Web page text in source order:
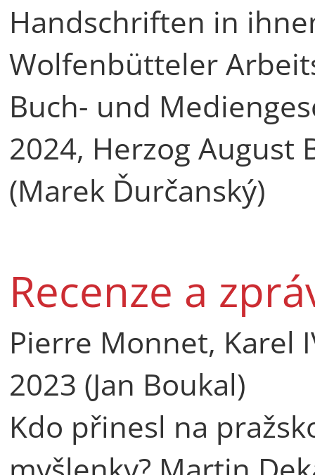
Handschriften in
Wolfenbütteler
Buch- und
2024, Herzog
(Marek Ďurčanský)
Recenze a
Pierre Monnet, Karel
2023 (Jan Boukal)
Kdo přinesl na